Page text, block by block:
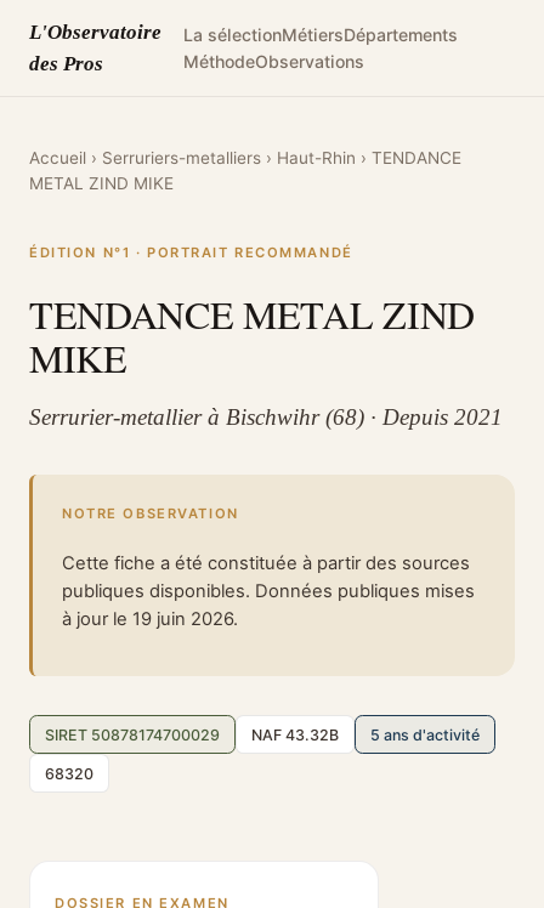
L'Observatoire
des Pros
La sélectionMétiersDépartements
MéthodeObservations
Accueil › Serruriers-metalliers › Haut-Rhin › TENDANCE
METAL ZIND MIKE
ÉDITION N°1 · PORTRAIT RECOMMANDÉ
TENDANCE METAL ZIND
MIKE
Serrurier-metallier à Bischwihr (68) · Depuis 2021
NOTRE OBSERVATION
Cette fiche a été constituée à partir des sources
publiques disponibles. Données publiques mises
à jour le 19 juin 2026.
SIRET 50878174700029 NAF 43.32B 5 ans d'activité
68320
DOSSIER EN EXAMEN